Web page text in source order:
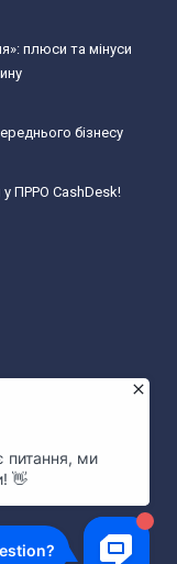
плюси та мінуси
бізнесу
ПРРО CashDesk!